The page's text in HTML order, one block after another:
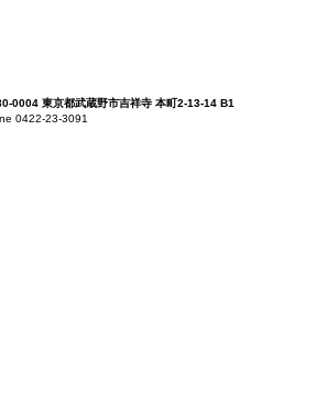
0004 東京都武蔵野市吉祥寺 本町2-13-14 B1
0422-23-3091